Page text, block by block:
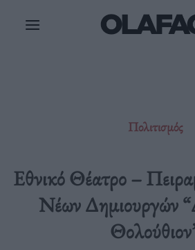
Πολιτισμός
Εθνικό Θέατρο –
Νέων Δημιουργών